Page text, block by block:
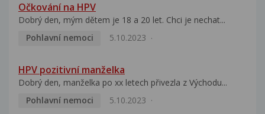
Očkování na HPV
Dobrý den, mým dětem je 18 a 20 let. Chci je nechat...
Pohlavní nemoci
5.10.2023
HPV pozitivní manželka
Dobrý den, manželka po xx letech přivezla z Východu...
Pohlavní nemoci
5.10.2023